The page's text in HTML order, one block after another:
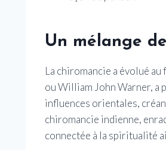
Un mélange
La chiromancie a évolué
ou William John Warner, a
influences orientales,
chiromancie indienne,
connectée à la spiritualité